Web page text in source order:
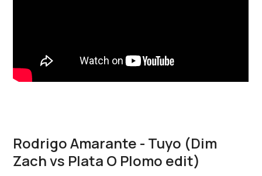
Rodrigo Amarante - Tuyo (Dim
Zach vs Plata O Plomo edit)